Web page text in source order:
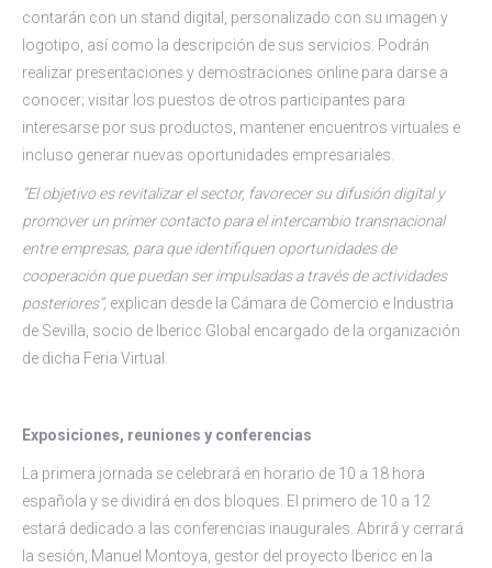
contarán con un stand digital, personalizado con su imagen y
logotipo, así como la descripción de sus servicios. Podrán
realizar presentaciones y demostraciones online para darse a
conocer; visitar los puestos de otros participantes para
interesarse por sus productos, mantener encuentros virtuales e
incluso generar nuevas oportunidades empresariales.
“El objetivo es revitalizar el sector, favorecer su difusión digital y
promover un primer contacto para el intercambio transnacional
entre empresas, para que identifiquen oportunidades de
cooperación que puedan ser impulsadas a través de actividades
posteriores”, explican desde la Cámara de Comercio e Industria
de Sevilla, socio de Ibericc Global encargado de la organización
de dicha Feria Virtual.
Exposiciones, reuniones y conferencias
La primera jornada se celebrará en horario de 10 a 18 hora
española y se dividirá en dos bloques. El primero de 10 a 12
estará dedicado a las conferencias inaugurales. Abrirá y cerrará
la sesión, Manuel Montoya, gestor del proyecto Ibericc en la